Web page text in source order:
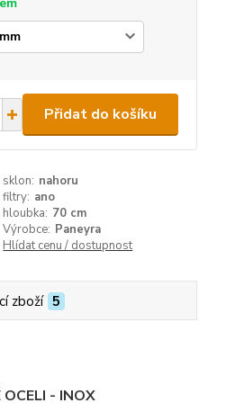
Přidat do košíku
sklon: nahoru
filtry: ano
hloubka: 70 cm
Výrobce: Paneyra
Hlídat cenu / dostupnost
zboží 5
- INOX